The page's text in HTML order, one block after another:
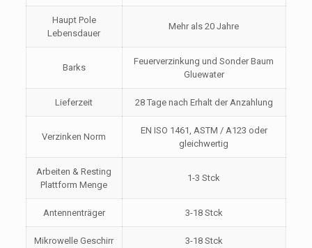
Haupt Pole
Lebensdauer
Mehr als 20 Jahre
Barks
Feuerverzinkung und Sonder Baum
Gluewater
Lieferzeit 28 Tage nach Erhalt der Anzahlung
Verzinken Norm
EN ISO 1461, ASTM / A123 oder
gleichwertig
Arbeiten & Resting
Plattform Menge
1-3 Stck
Antennenträger 3-18 Stck
Mikrowelle Geschirr 3-18 Stck